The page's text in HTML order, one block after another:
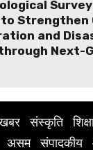
to Strengthen
and
Next-
संस्कृति
असम संपादकीय